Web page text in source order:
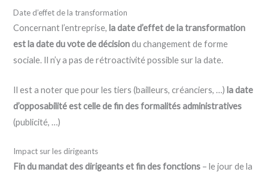
Date d’effet de la transformation
Concernant l’entreprise, la date d’effet de la transformation
est la date du vote de décisiondu changement de forme
sociale. Il n’y a pas de rétroactivité possible sur la date.
Il est a noter que pour les tiers (bailleurs, créanciers, …) la date
d’opposabilité est celle de fin des formalités administratives
(publicité, …)
Impact sur les dirigeants
Fin du mandat des dirigeants et fin des fonctions – le jour de la